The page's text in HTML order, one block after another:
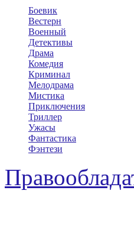
Боевик
Вестерн
Военный
Детективы
Драма
Комедия
Криминал
Мелодрама
Мистика
Приключения
Триллер
Ужасы
Фантастика
Фэнтези